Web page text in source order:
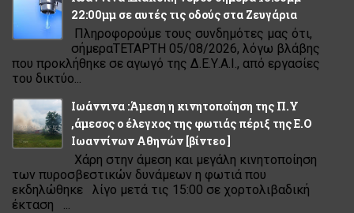
22:00μμ σε αυτές τις οδούς στα Ζευγάρια
Πληροφορούμε τους συνδημότες μας ότι,
σήμεραΤΕΤΑΡΤΗ 05/08/2026, λόγω βλάβης
που προκλήθηκε σε αγωγό της Δ.Ε.Υ.Α.Ι., από εργασίες
του δικτύο...
Ιωάννινα :Άμεση η κινητοποίηση της Π.Υ
,άμεσος ο έλεγχος της φωτιάς πέριξ της Ε.Ο
Ιωαννίνων Αθηνών [βίντεο ]
Χάρη στην άμεση και μεγάλη κινητοποίηση
των πυροσβεστικών δυνάμεων η φωτιά που
εκδηλώθηκε λίγο μετά τις 15:00 σε χορτολιβαδική
έκταση ...